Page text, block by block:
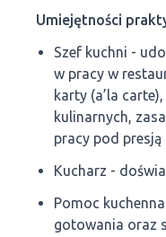
Umiejętności
Szef kuchni -
w pracy w
karty (a’la
kulinarnych,
pracy pod presją
Kucharz -
Pomoc
gotowania oraz